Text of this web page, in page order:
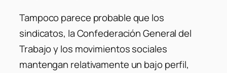
Tampoco parece probable que los
sindicatos, la Confederación General del
Trabajo y los movimientos sociales
mantengan relativamente un bajo perfil,